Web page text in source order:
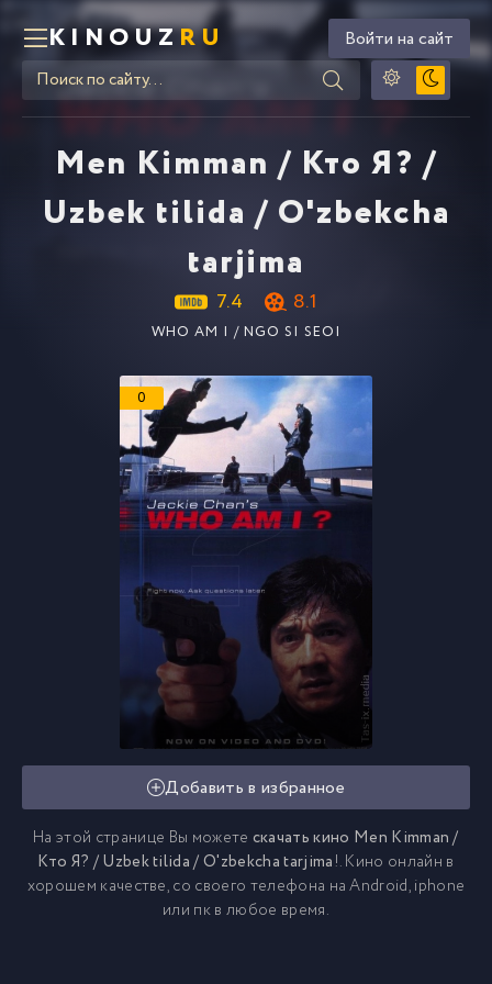
KINOUZRU Войти на сайт
Men Kimman / Кто Я? /
Uzbek tilida / O'zbekcha
tarjima
7.4 8.1
WHO AM I / NGO SI SEOI
0
Добавить в избранное
На этой странице Вы можете скачать кино Men Kimman /
Кто Я? / Uzbek tilida / O'zbekcha tarjima!. Кино онлайн в
хорошем качестве, со своего телефона на Android, iphone
или пк в любое время.